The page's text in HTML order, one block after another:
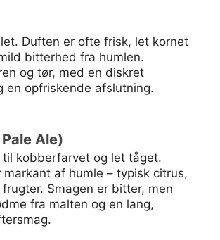
Duften er ofte frisk, let kornet
bitterhed fra humlen.
og tør, med en diskret
en opfriskende afslutning.
Ale)
til kobberfarvet og let tåget.
markant af humle – typisk citrus,
Smagen er bitter, men
fra malten og en lang,